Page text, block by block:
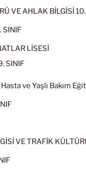
VE AHLAK BİLGİSİ
SINIF
LİSESİ
SINIF
ve Yaşlı Bakım
VE TRAFİK